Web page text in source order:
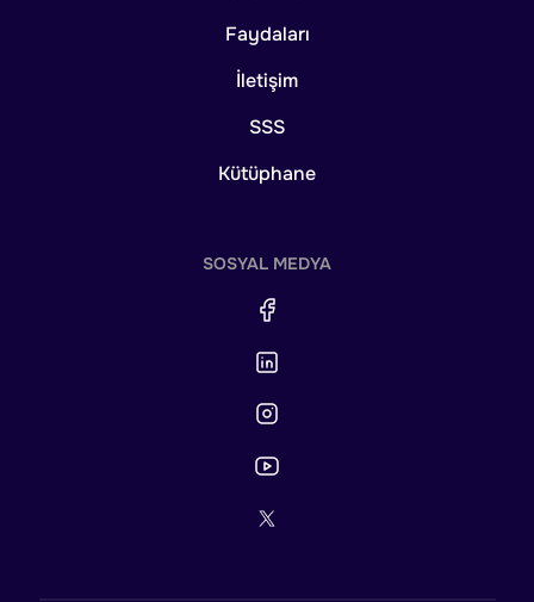
Faydaları
İletişim
SSS
Kütüphane
SOSYAL MEDYA